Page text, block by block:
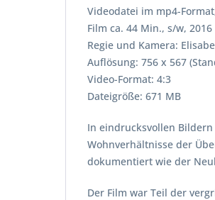
Videodatei im mp4-
Film ca. 44 Min., s/w, 2016
Regie und Kamera:
Auflösung: 756 x 567
Video-Format: 4:3
Dateigröße: 671 MB
In eindrucksvollen
Wohnverhältnisse der
dokumentiert wie der
Der Film war Teil der